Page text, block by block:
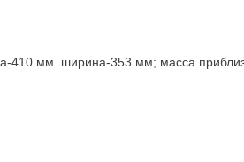
мм ширина-353 мм; масса